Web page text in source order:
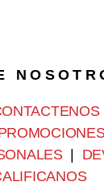
N O S O T R
|